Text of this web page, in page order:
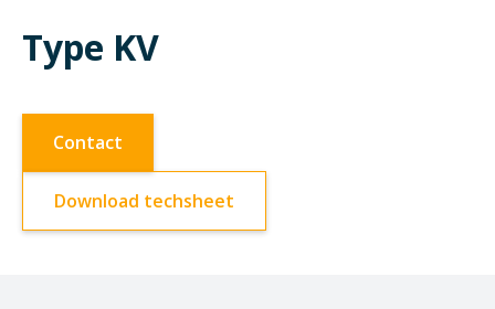
Type KV
Contact
Download techsheet